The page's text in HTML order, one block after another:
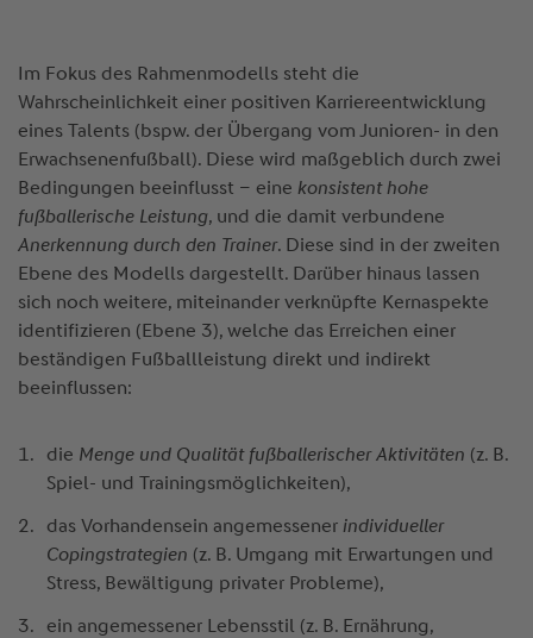
Im Fokus des Rahmenmodells steht die
Wahrscheinlichkeit einer positiven Karriereentwicklung
eines Talents (bspw. der Übergang vom Junioren- in den
Erwachsenenfußball). Diese wird maßgeblich durch zwei
Bedingungen beeinflusst – eine konsistent hohe
fußballerische Leistung, und die damit verbundene
Anerkennung durch den Trainer. Diese sind in der zweiten
Ebene des Modells dargestellt. Darüber hinaus lassen
sich noch weitere, miteinander verknüpfte Kernaspekte
identifizieren (Ebene 3), welche das Erreichen einer
beständigen Fußballleistung direkt und indirekt
beeinflussen:
die Menge und Qualität fußballerischer Aktivitäten (z. B.
Spiel- und Trainingsmöglichkeiten),
das Vorhandensein angemessener individueller
Copingstrategien (z. B. Umgang mit Erwartungen und
Stress, Bewältigung privater Probleme),
ein angemessener Lebensstil (z. B. Ernährung,